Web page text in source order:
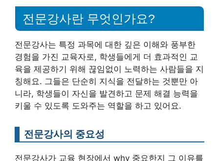
전문강사란 무엇인가요?
전문강사는 특정 과목에 대한 깊은 이해와 풍부한
경험을 가진 교육자로, 학생들에게 더 효과적인 교
육을 제공하기 위해 끊임없이 노력하는 사람들을 지
칭해요. 그들은 단순히 지식을 전달하는 것뿐만 아
니라, 학생들이 자신을 발견하고 문제 해결 능력을
키울 수 있도록 도와주는 역할을 하고 있어요.
전문강사의 중요성
전문강사가 교육 현장에서 why 중요한지 그 이유를